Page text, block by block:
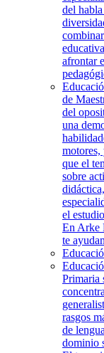
del
afrontar
de
del
una
motores,
que el
sobre
el
En Arke
te
Primaria
rasgos
de
dominio